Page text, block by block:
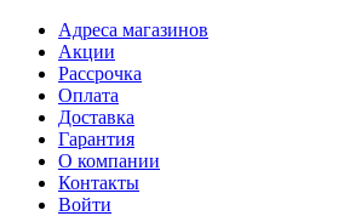
Адреса магазинов
Акции
Рассрочка
Оплата
Доставка
Гарантия
О компании
Контакты
Войти